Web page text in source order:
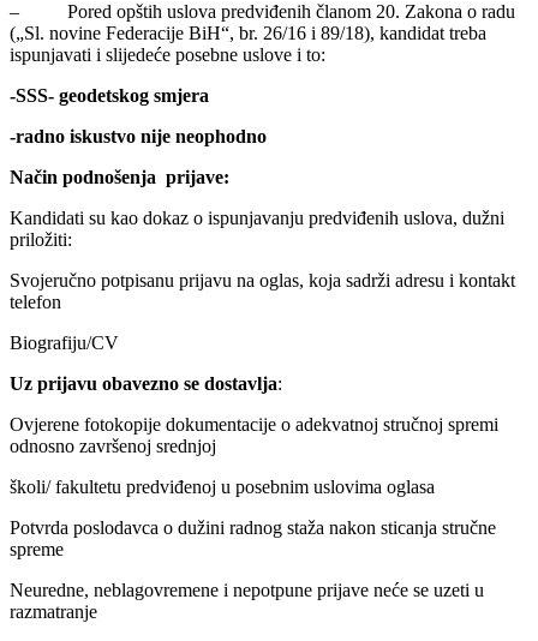
– Pored opštih uslova predviđenih članom 20. Zakona o radu
(„Sl. novine Federacije BiH“, br. 26/16 i 89/18), kandidat treba
ispunjavati i slijedeće posebne uslove i to:
-SSS- geodetskog smjera
-radno iskustvo nije neophodno
Način podnošenja prijave:
Kandidati su kao dokaz o ispunjavanju predviđenih uslova, dužni
priložiti:
Svojeručno potpisanu prijavu na oglas, koja sadrži adresu i kontakt
telefon
Biografiju/CV
Uz prijavu obavezno se dostavlja:
Ovjerene fotokopije dokumentacije o adekvatnoj stručnoj spremi
odnosno završenoj srednjoj
školi/ fakultetu predviđenoj u posebnim uslovima oglasa
Potvrda poslodavca o dužini radnog staža nakon sticanja stručne
spreme
Neuredne, neblagovremene i nepotpune prijave neće se uzeti u
razmatranje